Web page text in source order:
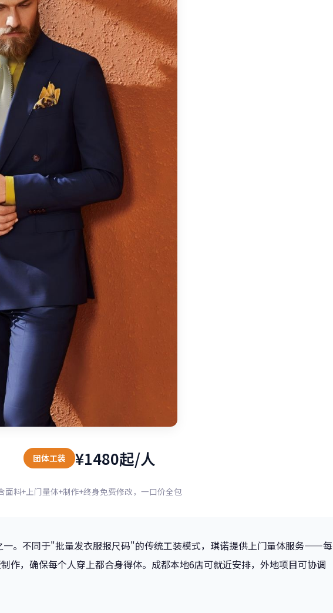
团体工装 ¥1480起/人
面料+上门量体+制作+终身免费修改，一口价全包
一。不同于"批量发衣服报尺码"的传统工装模式，琪诺提供上门量体服务——每
作，确保每个人穿上都合身得体。成都本地6店可就近安排，外地项目可协调